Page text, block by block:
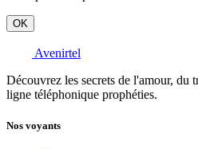
OK
Avenirtel
Découvrez les secrets de l'amour, du
ligne téléphonique prophéties.
Nos voyants